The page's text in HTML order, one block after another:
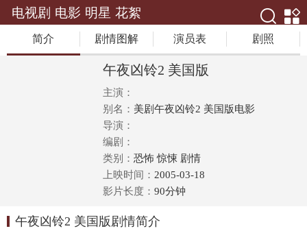
电视剧 电影 明星 花絮
简介 剧情图解 演员表 剧照
午夜凶铃2 美国版
主演：
别名： 美剧午夜凶铃2 美国版电影
导演：
编剧：
类别： 恐怖 惊悚 剧情
上映时间： 2005-03-18
影片长度： 90分钟
午夜凶铃2 美国版剧情简介